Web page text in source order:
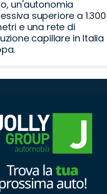
un'autonomia
superiore a 1.300
e una rete di
capillare in Italia